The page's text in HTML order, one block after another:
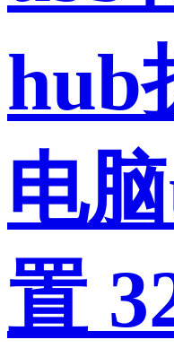
hub
电
置